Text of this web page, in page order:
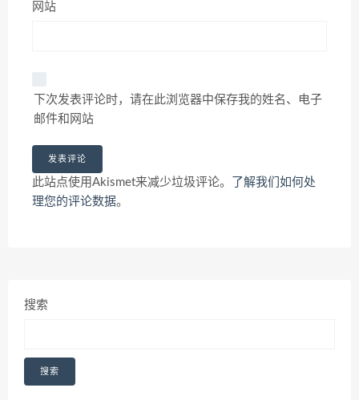
网站
下次发表评论时，请在此浏览器中保存我的姓名、电子
邮件和网站
此站点使用Akismet来减少垃圾评论。
了解我们如何处
理您的评论数据。
搜索
搜索